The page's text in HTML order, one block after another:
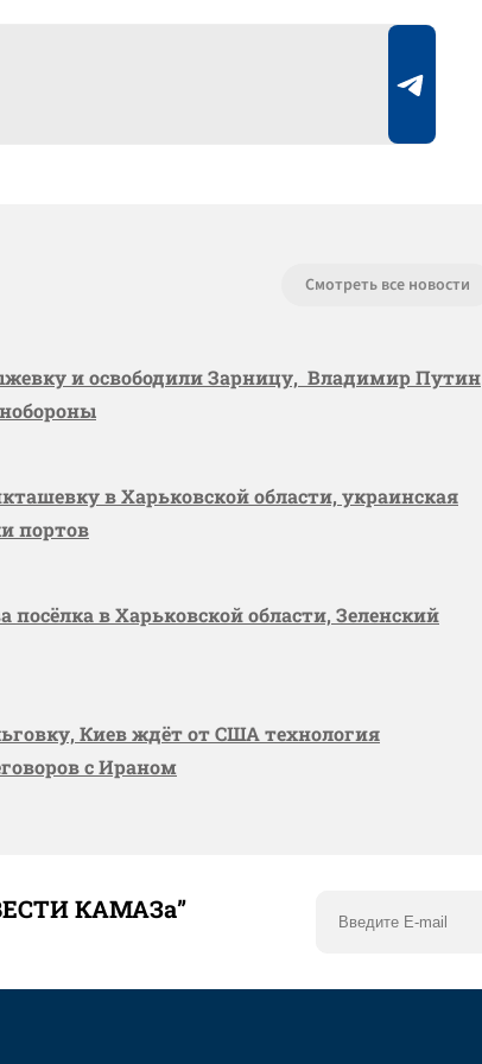
Смотреть все новости
и освободили Зарницу, Владимир Путин
в Харьковской области, украинская
портов
посёлка в Харьковской области, Зеленский
Киев ждёт от США технология
с Ираном
КАМАЗа”